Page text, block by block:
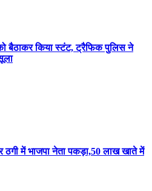
बैठाकर किया स्टंट, ट्रैफिक पुलिस ने
ठगी में भाजपा नेता पकड़ा,50 लाख खाते में